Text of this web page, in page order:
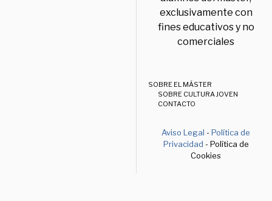
exclusivamente con
fines educativos y no
comerciales
SOBRE EL MÁSTER
SOBRE CULTURA JOVEN
CONTACTO
Aviso Legal -Política de
Privacidad - Política de
Cookies